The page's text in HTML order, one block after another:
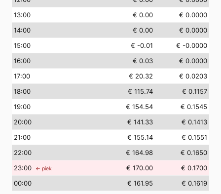
13:00 € 0.00
€ 0.0000
14:00 € 0.00
€ 0.0000
15:00 € -0.01
€ -0.0000
16:00 € 0.03
€ 0.0000
17:00 € 20.32
€ 0.0203
18:00 € 115.74
€ 0.1157
19:00 € 154.54
€ 0.1545
20:00 € 141.33
€ 0.1413
21:00 € 155.14
€ 0.1551
22:00 € 164.98
€ 0.1650
23:00 ← piek € 170.00
€ 0.1700
00:00 € 161.95 € 0.1619